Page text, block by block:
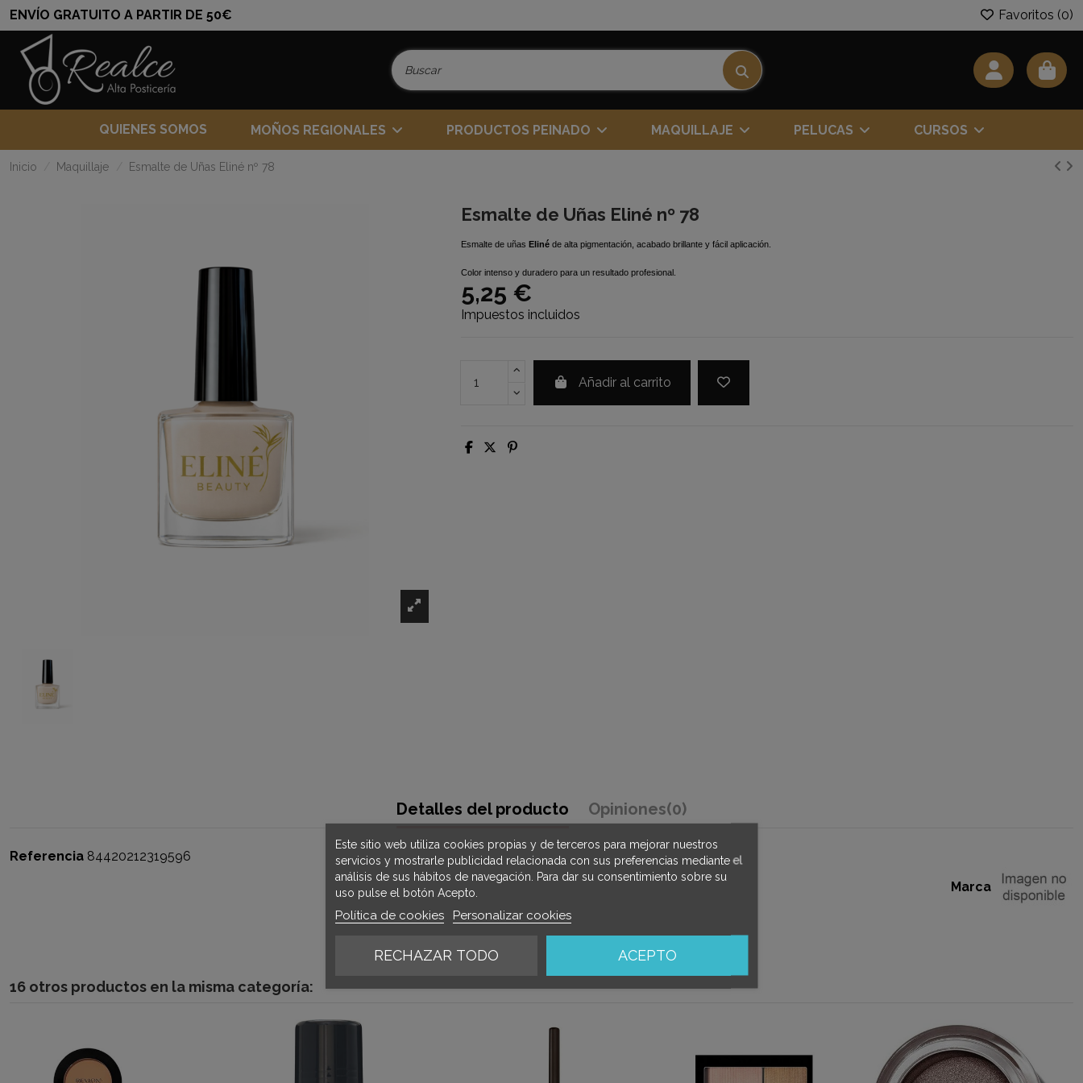
ENVÍO GRATUITO A PARTIR DE 50€ Favoritos (0)
QUIENES SOMOS MOÑOS REGIONALES PRODUCTOS PEINADO MAQUILLAJE PELUCAS CURSOS
Inicio Maquillaje Esmalte de Uñas Eliné nº 78
Esmalte de Uñas Eliné nº 78
Esmalte de uñas Eliné de alta pigmentación, acabado brillante y fácil aplicación.
Color intenso y duradero para un resultado profesional.
5,25 €
Impuestos incluidos
Añadir al carrito
Detalles del producto Opiniones(0)
Marca
Referencia 84420212319596
16 otros productos en la misma categoría:
Este sitio web utiliza cookies propias y de terceros para mejorar nuestros
servicios y mostrarle publicidad relacionada con sus preferencias mediante el
análisis de sus hábitos de navegación. Para dar su consentimiento sobre su
uso pulse el botón Acepto.
Política de cookies Personalizar cookies
RECHAZAR TODO ACEPTO